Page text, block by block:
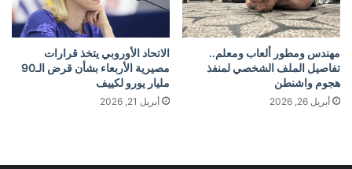
مهندس ومطور ألعاب ومعلم..
تفاصيل الملف الشخصي لمنفذ
هجوم واشنطن
أبريل 26, 2026
الاتحاد الأوروبي يتخذ قرارات
مصيرية الأربعاء بشأن قرض الـ90
مليار يورو لكييف
أبريل 21, 2026